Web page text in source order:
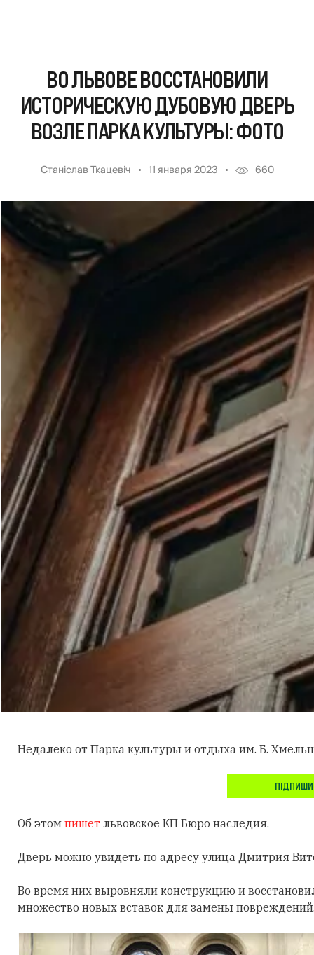
ВО ЛЬВОВЕ ВОССТАНОВИЛИ
ИСТОРИЧЕСКУЮ ДУБОВУЮ ДВЕРЬ
ВОЗЛЕ ПАРКА КУЛЬТУРЫ: ФОТО
Станіслав Ткацевіч 11 января 2023 660
Недалеко от Парка культуры и отдыха им. Б.
Об этом пишет львовское КП Бюро наследия.
Дверь можно увидеть по адресу улица Дмитрия
Во время них выровняли конструкцию и
множество новых вставок для замены